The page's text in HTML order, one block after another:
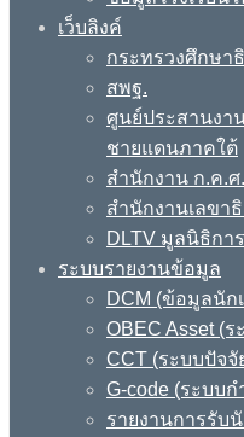
เว็บลิงค์
กระทรวงศึกษา
สพฐ.
ศูนย์ประสานงา
ชายแดนภาคใต้
สำนักงาน ก.ค.ศ.
สำนักงานเลขา
DLTV มูลนิธิกา
ระบบรายงานข้อมูล
DCM (ข้อมูลนัก
OBEC Asset (
CCT (ระบบปัจ
G-code (ระบบ
รายงานการรับ